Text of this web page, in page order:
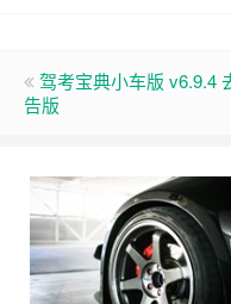
驾考宝典小车版 v6.9.4
告版